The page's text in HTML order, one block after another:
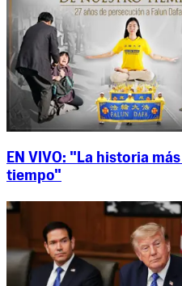
EN VIVO: "La historia
tiempo"